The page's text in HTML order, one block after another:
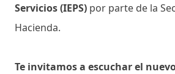
Servicios (IEPS) por parte de la
Hacienda.
Te invitamos a escuchar el